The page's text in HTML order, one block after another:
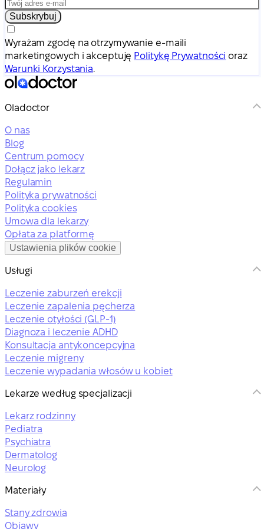
Subskrybuj
Wyrażam zgodę na otrzymywanie e-maili
marketingowych i akceptuję Politykę Prywatności oraz
Warunki Korzystania.
Oladoctor
O nas
Blog
Centrum pomocy
Dołącz jako lekarz
Regulamin
Polityka prywatności
Polityka cookies
Umowa dla lekarzy
Opłata za platformę
Ustawienia plików cookie
Usługi
Leczenie zaburzeń erekcji
Leczenie zapalenia pęcherza
Leczenie otyłości (GLP-1)
Diagnoza i leczenie ADHD
Konsultacja antykoncepcyjna
Leczenie migreny
Leczenie wypadania włosów u kobiet
Lekarze według specjalizacji
Lekarz rodzinny
Pediatra
Psychiatra
Dermatolog
Neurolog
Materiały
Stany zdrowia
Objawy